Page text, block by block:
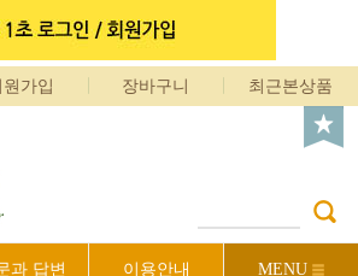
원가입 장바구니 최근본상품
과 답변 이용안내 MENU